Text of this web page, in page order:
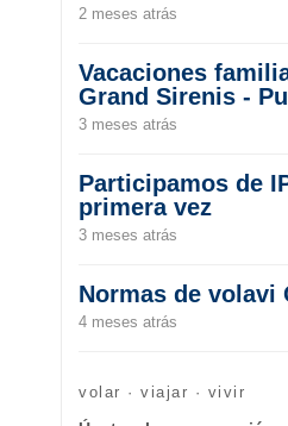
2 meses atrás
Vacaciones
Grand Sirenis -
3 meses atrás
Participamos de
primera vez
3 meses atrás
Normas de volavi
4 meses atrás
volar · viajar · vivir